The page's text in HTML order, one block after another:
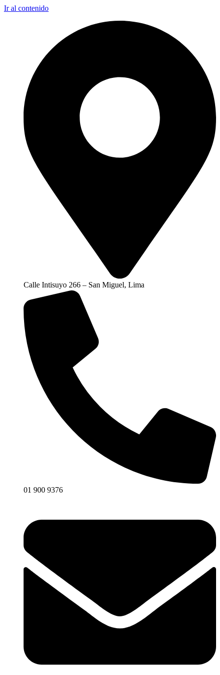
Ir al contenido
Calle Intisuyo 266 – San Miguel, Lima
01 900 9376